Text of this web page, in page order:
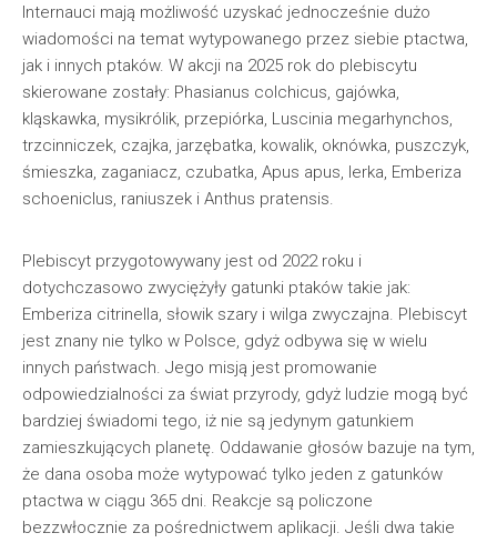
Internauci mają możliwość uzyskać jednocześnie dużo
wiadomości na temat wytypowanego przez siebie ptactwa,
jak i innych ptaków. W akcji na 2025 rok do plebiscytu
skierowane zostały: Phasianus colchicus, gajówka,
kląskawka, mysikrólik, przepiórka, Luscinia megarhynchos,
trzcinniczek, czajka, jarzębatka, kowalik, oknówka, puszczyk,
śmieszka, zaganiacz, czubatka, Apus apus, lerka, Emberiza
schoeniclus, raniuszek i Anthus pratensis.
Plebiscyt przygotowywany jest od 2022 roku i
dotychczasowo zwyciężyły gatunki ptaków takie jak:
Emberiza citrinella, słowik szary i wilga zwyczajna. Plebiscyt
jest znany nie tylko w Polsce, gdyż odbywa się w wielu
innych państwach. Jego misją jest promowanie
odpowiedzialności za świat przyrody, gdyż ludzie mogą być
bardziej świadomi tego, iż nie są jedynym gatunkiem
zamieszkujących planetę. Oddawanie głosów bazuje na tym,
że dana osoba może wytypować tylko jeden z gatunków
ptactwa w ciągu 365 dni. Reakcje są policzone
bezzwłocznie za pośrednictwem aplikacji. Jeśli dwa takie